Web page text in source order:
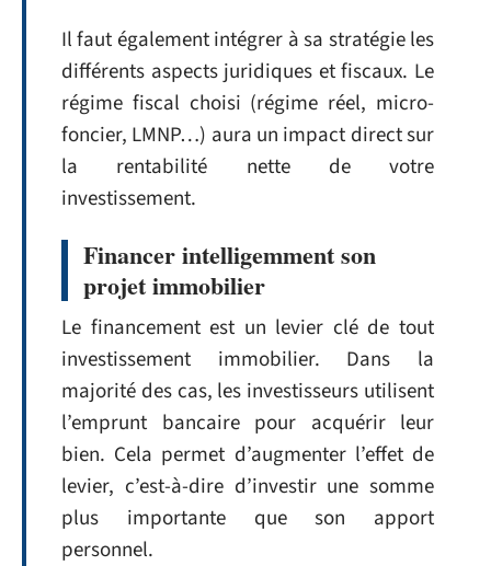
Il faut également intégrer à sa stratégie les
différents aspects juridiques et fiscaux. Le
régime fiscal choisi (régime réel, micro-
foncier, LMNP…) aura un impact direct sur
la rentabilité nette de votre
investissement.
Financer intelligemment son
projet immobilier
Le financement est un levier clé de tout
investissement immobilier. Dans la
majorité des cas, les investisseurs utilisent
l’emprunt bancaire pour acquérir leur
bien. Cela permet d’augmenter l’effet de
levier, c’est-à-dire d’investir une somme
plus importante que son apport
personnel.